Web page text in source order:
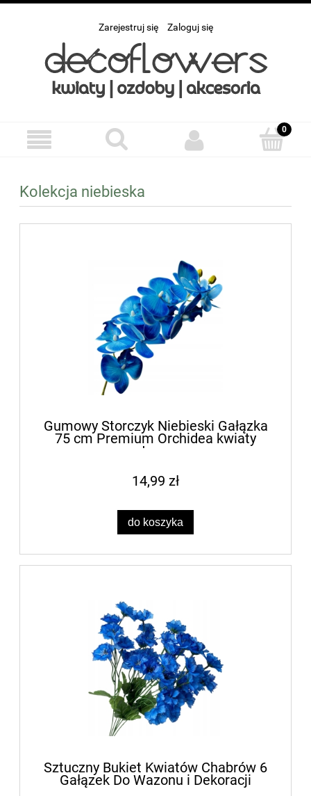
Zarejestruj się Zaloguj się
Kolekcja niebieska
Gumowy Storczyk Niebieski Gałązka
75 cm Premium Orchidea kwiaty
sztuczne
14,99 zł
do koszyka
Sztuczny Bukiet Kwiatów Chabrów 6
Gałązek Do Wazonu i Dekoracji